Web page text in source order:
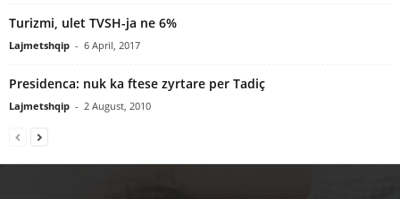
Turizmi, ulet TVSH-ja ne 6%
Lajmetshqip - 6 April, 2017
Presidenca: nuk ka ftese zyrtare per Tadiç
Lajmetshqip - 2 August, 2010